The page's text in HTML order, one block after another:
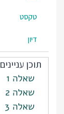
טקסט
דיון
תוכן עניינים
שאלה 1
שאלה 2
שאלה 3